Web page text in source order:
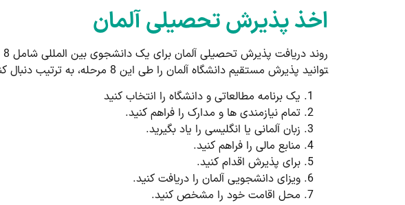
اخذ پذیرش تحصیلی آلمان
توانید پذیرش مستقیم دانشگاه آلمان را طی این 8 مرحله، به ترتیب دنبال کنید:
یک برنامه مطالعاتی و دانشگاه را انتخاب کنید
تمام نیازمندی ­ها و مدارک را فراهم کنید.
زبان آلمانی یا انگلیسی را یاد بگیرید.
منابع مالی را فراهم کنید.
برای پذیرش اقدام کنید.
ویزای دانشجویی آلمان را دریافت کنید.
محل اقامت خود را مشخص کنید.